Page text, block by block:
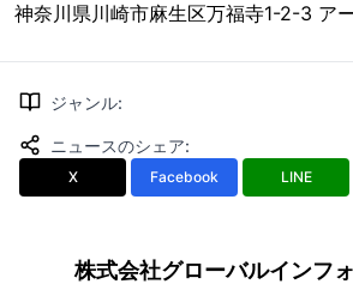
神奈川県川崎市麻生区万福寺1-2-3 ア
ジャンル:
ニュースのシェア:
X Facebook LINE
株式会社グローバルインフ